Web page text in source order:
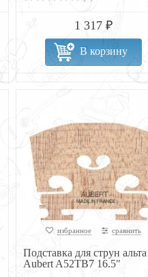
1 317 ₽
В корзину
избранное сравнить
Подставка для струн альта
Aubert A52TB7 16.5"